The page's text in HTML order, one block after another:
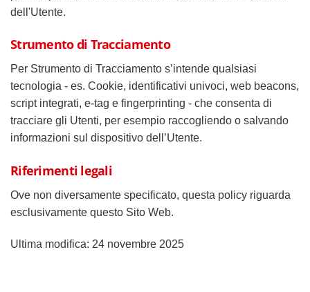
dell'Utente.
Strumento di Tracciamento
Per Strumento di Tracciamento s’intende qualsiasi
tecnologia - es. Cookie, identificativi univoci, web beacons,
script integrati, e-tag e fingerprinting - che consenta di
tracciare gli Utenti, per esempio raccogliendo o salvando
informazioni sul dispositivo dell’Utente.
Riferimenti legali
Ove non diversamente specificato, questa policy riguarda
esclusivamente questo Sito Web.
Ultima modifica: 24 novembre 2025